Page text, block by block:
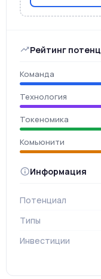
Рейтинг
Команда
Технология
Токеномика
Комьюнити
Информация
Потенциал
Типы
Инвестиции